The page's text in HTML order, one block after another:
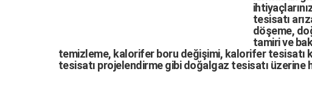
tesisatı
döşeme,
tamiri ve
temizleme, kalorifer boru değişimi, kalorifer tesisatı
tesisatı projelendirme gibi doğalgaz tesisatı üzerine